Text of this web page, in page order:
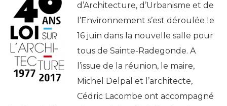
d’Architecture, d’Urbanisme et de
l’Environnement s’est déroulée le
16 juin dans la nouvelle salle pour
tous de Sainte-Radegonde. A
l’issue de la réunion, le maire,
Michel Delpal et l’architecte,
Cédric Lacombe ont accompagné